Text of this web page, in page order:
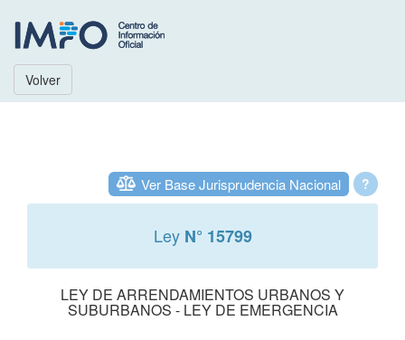
Volver
?
Ver Base Jurisprudencia Nacional
Ley N° 15799
LEY DE ARRENDAMIENTOS URBANOS Y
SUBURBANOS - LEY DE EMERGENCIA